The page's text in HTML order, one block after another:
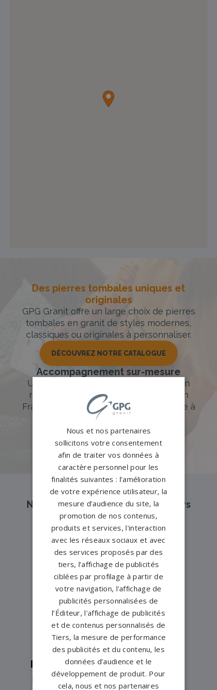
Des pierres tombales uniques et
originales
GPG Granit offre un large choix de pierres
tombales en granit de styles modernes,
classiques ou originales à personnaliser.
DÉCOUVREZ NOTRE CATALOGUE
Accompagnement sur-mesure
Un accompagnement sur mesure et un
réseau de 1200 partenaires partout en
France. Personnalisation avancée grâce à
notre configurateur 3D en ligne.
PERSONNALISEZ VOTRE MONUMENT
Nos pompes funèbres et marbriers
partenaires à proximité
Pompes funèbres - BEGARD→
Pompes funèbres -Broons→
Pompes funèbres -Corseul→
Pompes funèbres -Dinan→
Pompes funèbres -Erquy→
Pompes funèbres -Évran→
Pompes funèbres -Fréhel→
Pompes funèbres -Guingamp→
Pompes funèbres - Lamballe→
Nous et nos partenaires
sollicitons votre consentement
afin de traiter vos données à
caractère personnel pour les
finalités suivantes : l’amélioration
de votre expérience utilisateur, la
mesure d’audience du site, la
promotion de nos contenus,
produits et services, l'interaction
avec les réseaux sociaux et avec
des services proposés par des
tiers, l’affichage de publicités
ciblées par profilage à partir de
votre navigation, l'affichage de
publicités personnalisées de
l’Éditeur, l'affichage de publicités
et de contenus personnalisés de
Tiers, la mesure de performance
des publicités et du contenu, les
données d’audience et le
développement de produit. Pour
cela, nous et nos partenaires